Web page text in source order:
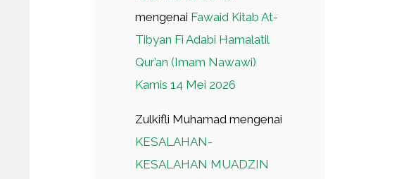
mengenai Fawaid Kitab At-
Tibyan Fi Adabi Hamalatil
Qur’an (Imam Nawawi)
Kamis 14 Mei 2026
Zulkifli Muhamad mengenai
KESALAHAN-
KESALAHAN MUADZIN